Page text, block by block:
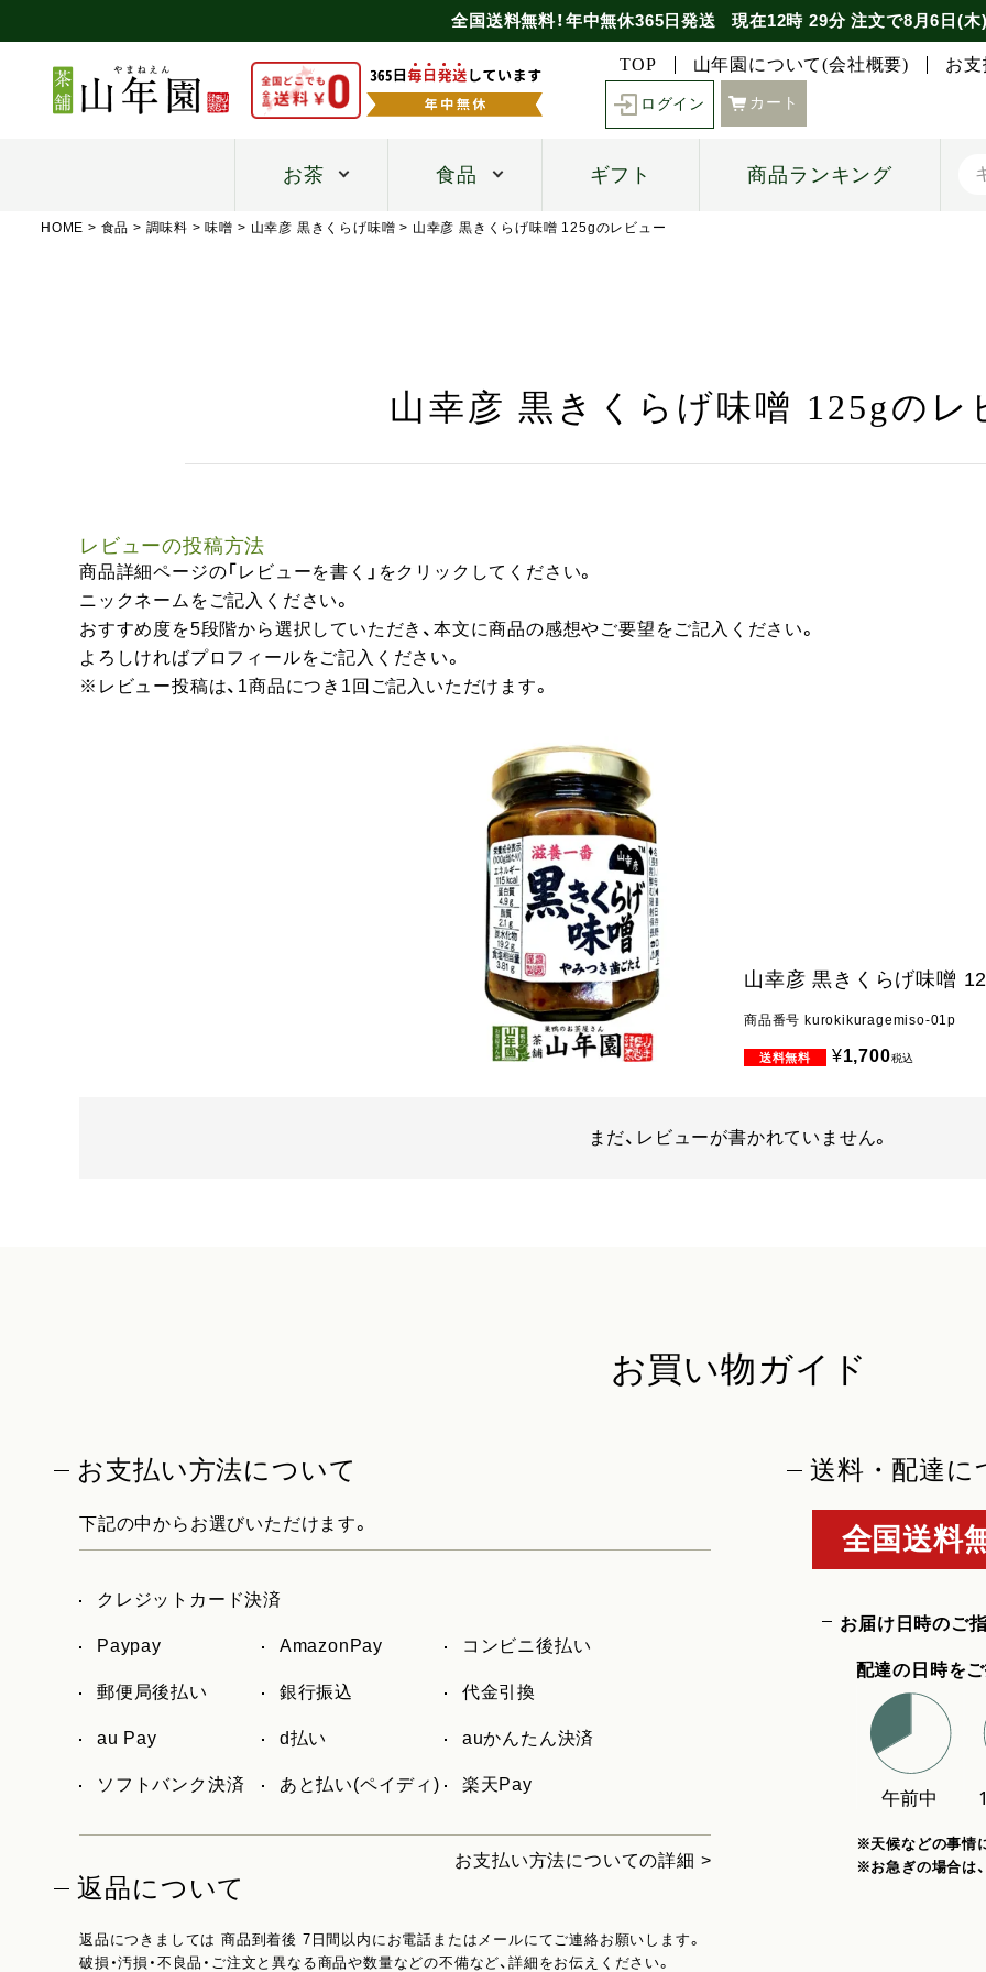
全国送料無料！年中無休365日発送 現在12時 29分注文で8月6日(木
TOP 山年園について(会社概要) お
ログイン カート
お茶 食品 ギフト 商品ランキング
HOME 食品 調味料 味噌 山幸彦 黒きくらげ味噌 山幸彦 黒きくらげ味噌 125gのレビュー
山幸彦 黒きくらげ味噌 125gのレ
レビューの投稿方法
商品詳細ページの「レビューを書く」をクリックしてください。
ニックネームをご記入ください。
おすすめ度を5段階から選択していただき、本文に商品の感想やご要望をご記入ください。
よろしければプロフィールをご記入ください。
※レビュー投稿は、1商品につき1回ご記入いただけます。
山幸彦 黒きくらげ味噌
商品番号 kurokikuragemiso-01p
¥1,700税込
まだ、レビューが書かれていません。
お買い物ガイド
お支払い方法について
下記の中からお選びいただけます。
クレジットカード決済
Paypay AmazonPay コンビニ後払い
郵便局後払い 銀行振込 代金引換
au Pay d払い auかんたん決済
ソフトバンク決済 あと払い(ペイディ) 楽天Pay
お支払い方法についての詳細 >
返品について
返品につきましては 商品到着後 7日間以内にお電話またはメールにてご連絡お願いします。
破損・汚損・不良品・ご注文と異なる商品や数量などの不備など、詳細をお伝えください。
送料・配達に
全国送料
お届け日時のご
配達の日時を
※天候などの事情
※お急ぎの場合は